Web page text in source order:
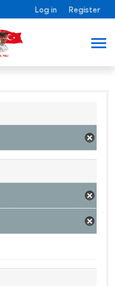
Log in Register